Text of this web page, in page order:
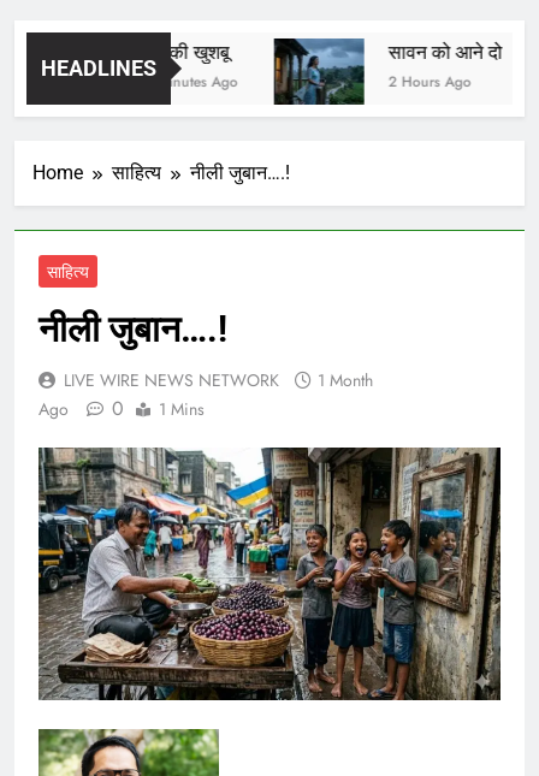
HEADLINES
यादों की खुशबू
50 Minutes Ago
सावन को आने दो
2 Hours Ago
Home साहित्य नीली जुबान….!
साहित्य
नीली जुबान….!
LIVE WIRE NEWS NETWORK
1 Month
Ago
0 1 Mins